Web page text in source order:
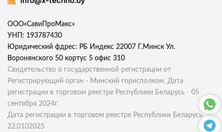
ООО«СавиПроМакс»
УНП: 193787430
Юридический фдрес: РБ Индекс 22007 Г.Минск Ул.
Воронянского 50 кортус 5 офис 310
Свидетельство о государственной регистрации от
Регистрирующий орган - Минский горисполком. Дата
регистрации в торговом реестре Республики Беларусь - 05
сентября 2024г.
Дата регистрации в торговом реестре Республики Беларусь
22.0102025